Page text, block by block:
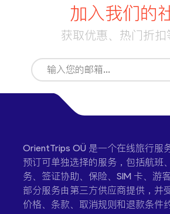
加入我们的
获取优惠、热门折扣
OrientTrips OÜ 是一个在线旅行服
预订可单独选择的服务，包括航班
务、签证协助、保险、SIM 卡、游
部分服务由第三方供应商提供，并
价格、条款、取消规则和退款条件